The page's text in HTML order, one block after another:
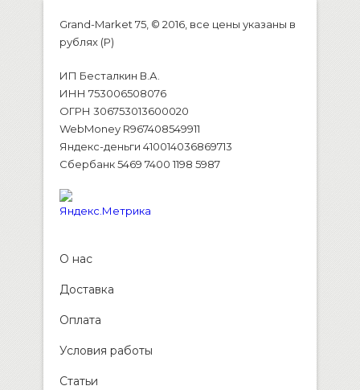
Grand-Market 75, © 2016, все цены указаны в
рублях (P)
ИП Бесталкин В.А.
ИНН 753006508076
ОГРН 306753013600020
WebMoney R967408549911
Яндекс-деньги 410014036869713
Сбербанк 5469 7400 1198 5987
О нас
Доставка
Оплата
Условия работы
Статьи